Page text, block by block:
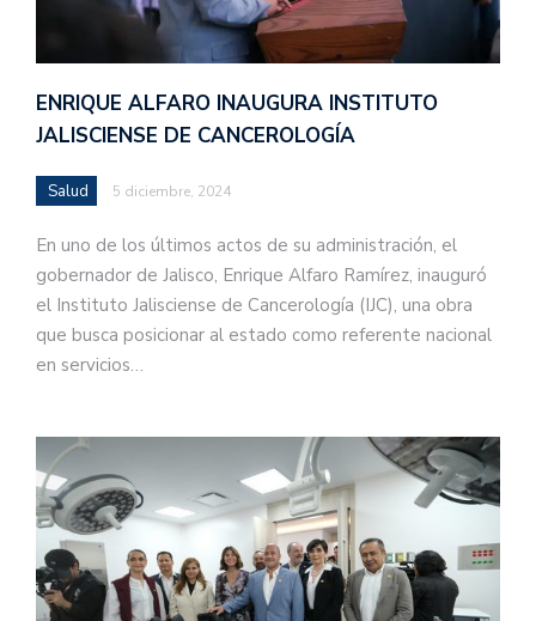
ENRIQUE ALFARO INAUGURA INSTITUTO
JALISCIENSE DE CANCEROLOGÍA
Salud 5 diciembre, 2024
En uno de los últimos actos de su administración, el
gobernador de Jalisco, Enrique Alfaro Ramírez, inauguró
el Instituto Jalisciense de Cancerología (IJC), una obra
que busca posicionar al estado como referente nacional
en servicios…